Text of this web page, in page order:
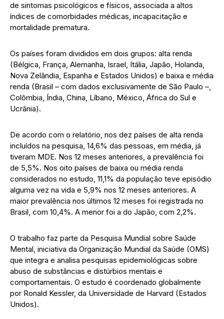
de sintomas psicológicos e físicos, associada a altos
índices de comorbidades médicas, incapacitação e
mortalidade prematura.
Os países foram divididos em dois grupos: alta renda
(Bélgica, França, Alemanha, Israel, Itália, Japão, Holanda,
Nova Zelândia, Espanha e Estados Unidos) e baixa e média
renda (Brasil – com dados exclusivamente de São Paulo –,
Colômbia, Índia, China, Líbano, México, África do Sul e
Ucrânia).
De acordo com o relatório, nos dez países de alta renda
incluídos na pesquisa, 14,6% das pessoas, em média, já
tiveram MDE. Nos 12 meses anteriores, a prevalência foi
de 5,5%. Nos oito países de baixa ou média renda
considerados no estudo, 11,1% da população teve episódio
alguma vez na vida e 5,9% nos 12 meses anteriores. A
maior prevalência nos últimos 12 meses foi registrada no
Brasil, com 10,4%. A menor foi a do Japão, com 2,2%.
O trabalho faz parte da Pesquisa Mundial sobre Saúde
Mental, iniciativa da Organização Mundial da Saúde (OMS)
que integra e analisa pesquisas epidemiológicas sobre
abuso de substâncias e distúrbios mentais e
comportamentais. O estudo é coordenado globalmente
por Ronald Kessler, da Universidade de Harvard (Estados
Unidos).